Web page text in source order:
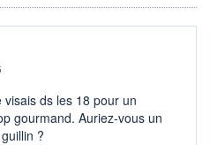
ds les 18 pour un
gourmand. Auriez-vous un
?